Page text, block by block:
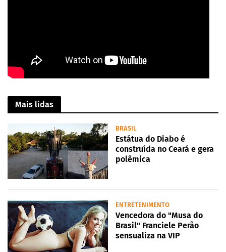
Mais lidas
BRASIL
Estátua do Diabo é
construída no Ceará e gera
polêmica
ENTRETENIMENTO
Vencedora do "Musa do
Brasil" Franciele Perão
sensualiza na VIP